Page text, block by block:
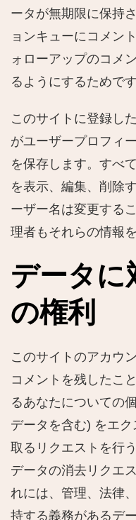
ータが無期限に保持
ョンキューにコメン
ォローアップのコメ
るようにするためです
このサイトに登録し
がユーザープロフィ
を保存します。すべ
を表示、編集、削除
ーザー名は変更する
理者もそれらの情報
データに
の権利
このサイトのアカウ
コメントを残したこ
るあなたについての
データを含む) をエ
取るリクエストを行
データの消去リクエ
れには、管理、法律
持する義務があるデ